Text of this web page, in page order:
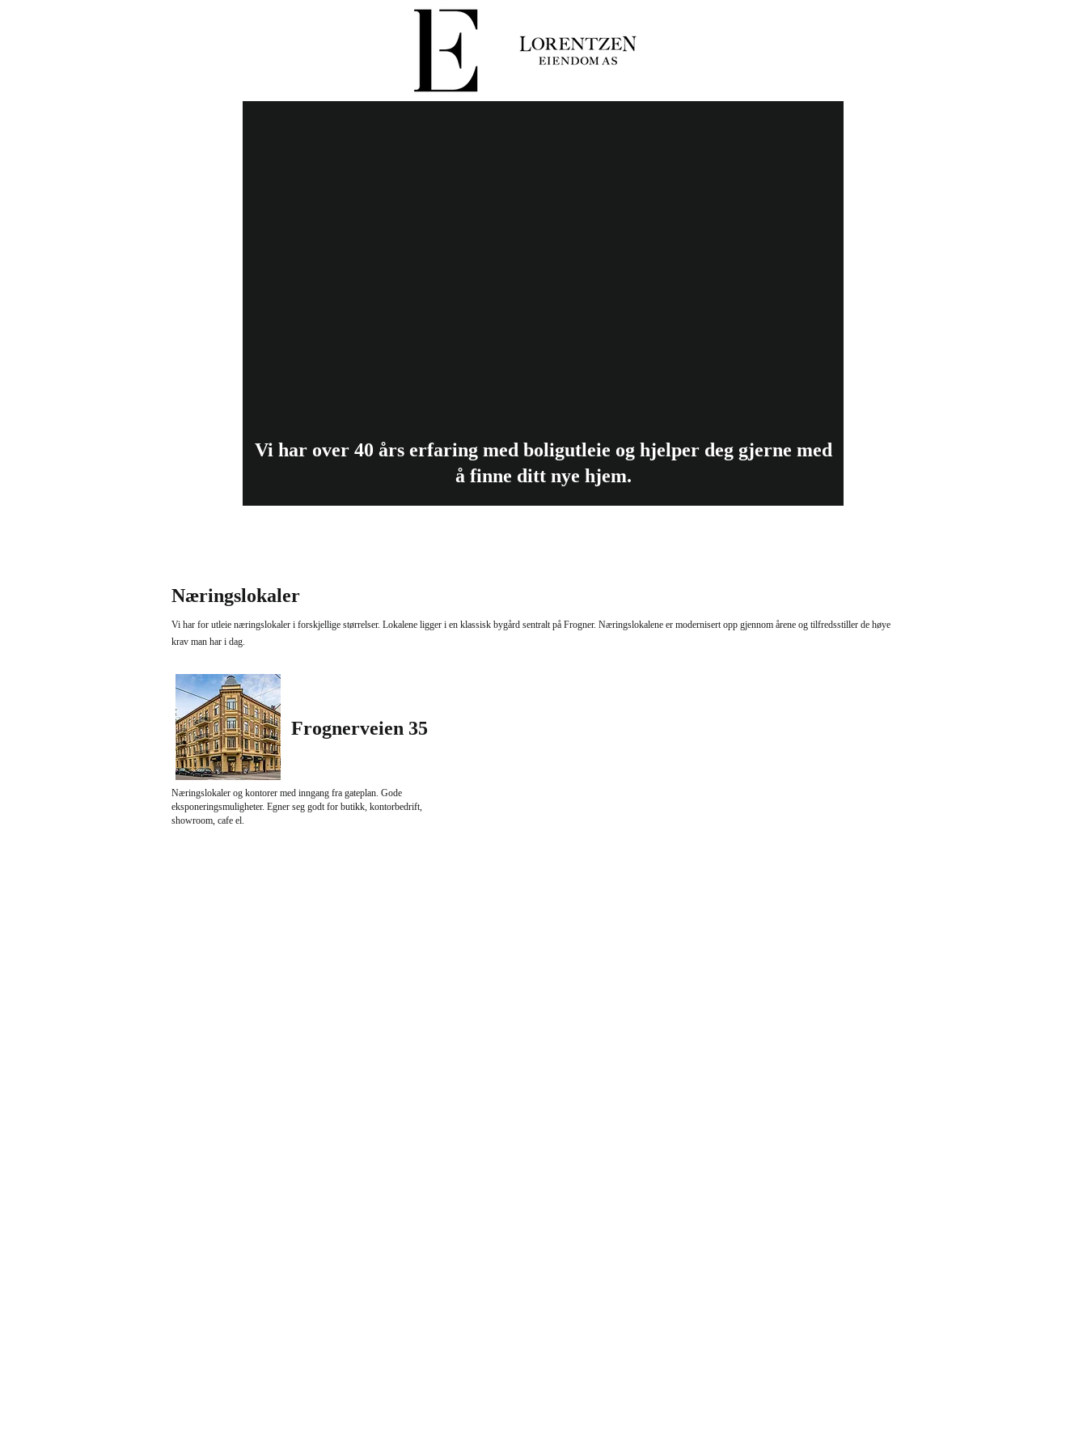
Vi har over 40 års erfaring med boligutleie og hjelper deg gjerne med
å finne ditt nye hjem.
Næringslokaler
Vi har for utleie næringslokaler i forskjellige størrelser. Lokalene ligger i en klassisk bygård sentralt på Frogner. Næringslokalene er modernisert opp gjennom årene og tilfredsstiller de høye
krav man har i dag.
Frognerveien 35
Næringslokaler og kontorer med inngang fra gateplan. Gode
eksponeringsmuligheter. Egner seg godt for butikk, kontorbedrift,
showroom, cafe el.